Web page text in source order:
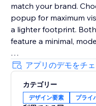
match your brand.
popup for maximum
a lighter footprint.
feature a minimal,
Suited for website
agencies who need
prioritizes compliance
available to get
アプリのデモをチ
カテゴリー
デザイン要素 プライ